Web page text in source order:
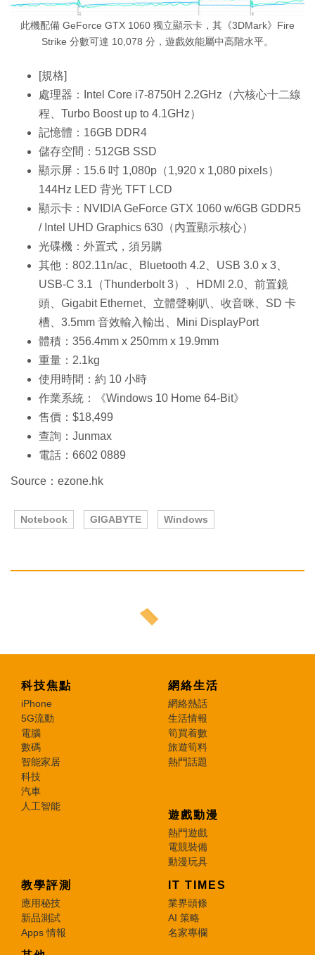
此機配備 GeForce GTX 1060 獨立顯示卡，其《3DMark》Fire
Strike 分數可達 10,078 分，遊戲效能屬中高階水平。
[規格]
處理器：Intel Core i7-8750H 2.2GHz（六核心十二線
程、Turbo Boost up to 4.1GHz）
記憶體：16GB DDR4
儲存空間：512GB SSD
顯示屏：15.6 吋 1,080p（1,920 x 1,080 pixels）
144Hz LED 背光 TFT LCD
顯示卡：NVIDIA GeForce GTX 1060 w/6GB GDDR5
/ Intel UHD Graphics 630（內置顯示核心）
光碟機：外置式，須另購
其他：802.11n/ac、Bluetooth 4.2、USB 3.0 x 3、
USB-C 3.1（Thunderbolt 3）、HDMI 2.0、前置鏡
頭、Gigabit Ethernet、立體聲喇叭、收音咪、SD 卡
槽、3.5mm 音效輸入輸出、Mini DisplayPort
體積：356.4mm x 250mm x 19.9mm
重量：2.1kg
使用時間：約 10 小時
作業系統：《Windows 10 Home 64-Bit》
售價：$18,499
查詢：Junmax
電話：6602 0889
Source：ezone.hk
Notebook GIGABYTE Windows
科技焦點
iPhone
5G流動
電腦
數碼
智能家居
科技
汽車
人工智能
網絡生活
網絡熱話
生活情報
筍買着數
旅遊筍料
熱門話題
遊戲動漫
熱門遊戲
電競裝備
動漫玩具
教學評測
應用秘技
新品測試
Apps 情報
IT TIMES
業界頭條
AI 策略
名家專欄